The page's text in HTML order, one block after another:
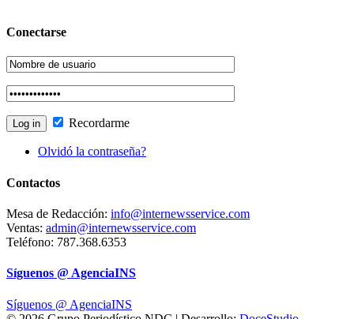
Conectarse
Recordarme
Olvidó la contraseña?
Contactos
Mesa de Redacción: info@internewsservice.com
Ventas: admin@internewsservice.com
Teléfono: 787.368.6353
Síguenos @ AgenciaINS
Síguenos @ AgenciaINS